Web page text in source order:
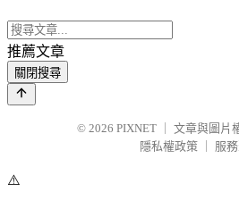
推薦文章
關閉搜尋
© 2026 PIXNET
文章與圖片
隱私權政策
服
⚠️